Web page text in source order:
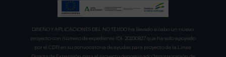
DISEÑO Y APLICACIONES DEL NO TEJIDO ha llevado a cabo un nuevo
proyecto con número de expediente IDI- 20230827 que ha sido apoyado
por el CDTI en su convocatoria de ayudas para proyecto de la Línea